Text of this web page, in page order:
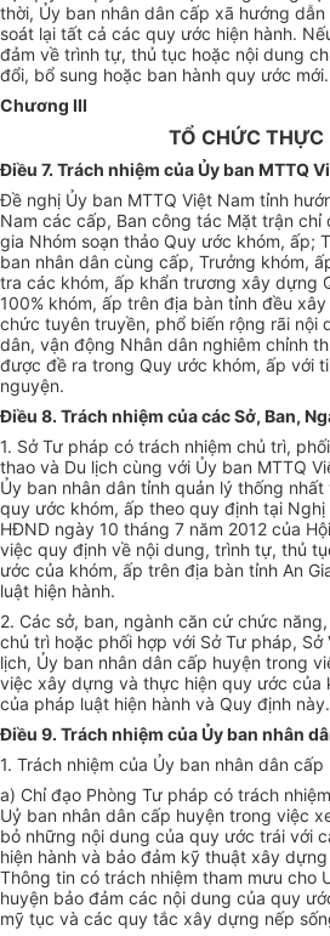
thời, Ủy ban nhân dân cấp xã hướng
soát lại tất cả các quy ước hiện hành.
đảm về trình tự, thủ tục hoặc nội dung
đổi, bổ sung hoặc ban hành quy ước mới.
Chương III
TỔ CHỨC THỰC
Điều 7. Trách nhiệm của Ủy ban MTTQ
Đề nghị Ủy ban MTTQ Việt Nam tỉnh
Nam các cấp, Ban công tác Mặt trận chỉ
gia Nhóm soạn thảo Quy ước khóm, ấp; T
ban nhân dân cùng cấp, Trưởng khóm,
tra các khóm, ấp khẩn trương xây dựng
100% khóm, ấp trên địa bàn tỉnh đều
chức tuyên truyền, phổ biến rộng rãi nội
dân, vận động Nhân dân nghiêm chỉnh
được đề ra trong Quy ước khóm, ấp với
nguyện.
Điều 8. Trách nhiệm của các Sở, Ban,
1. Sở Tư pháp có trách nhiệm chủ trì,
thao và Du lịch cùng với Ủy ban MTTQ
Ủy ban nhân dân tỉnh quản lý thống
quy ước khóm, ấp theo quy định tại
HĐND ngày 10 tháng 7 năm 2012 của
việc quy định về nội dung, trình tự, thủ
ước của khóm, ấp trên địa bàn tỉnh An
luật hiện hành.
2. Các sở, ban, ngành căn cứ chức
chủ trì hoặc phối hợp với Sở Tư pháp, Sở
lịch, Ủy ban nhân dân cấp huyện trong
việc xây dựng và thực hiện quy ước của
của pháp luật hiện hành và Quy định này.
Điều 9. Trách nhiệm của Ủy ban nhân
1. Trách nhiệm của Ủy ban nhân dân cấp
a) Chỉ đạo Phòng Tư pháp có trách
Uỷ ban nhân dân cấp huyện trong việc
bỏ những nội dung của quy ước trái với
hiện hành và bảo đảm kỹ thuật xây
Thông tin có trách nhiệm tham mưu cho
huyện bảo đảm các nội dung của quy
mỹ tục và các quy tắc xây dựng nếp